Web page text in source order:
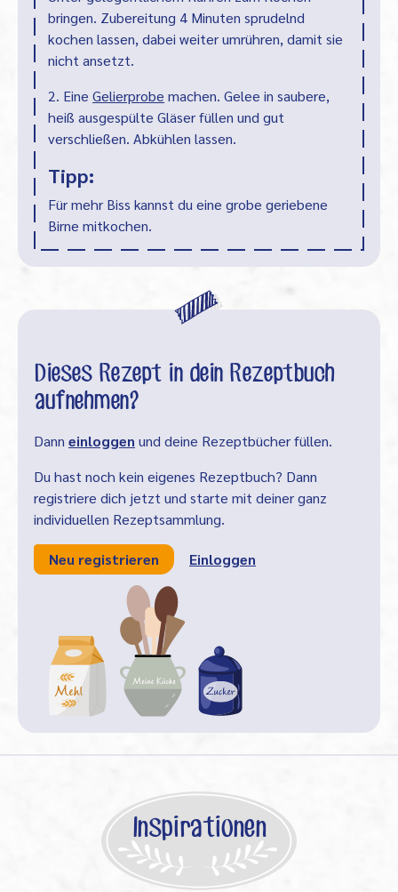
bringen. Zubereitung 4 Minuten sprudelnd
kochen lassen, dabei weiter umrühren, damit sie
nicht ansetzt.
2. Eine Gelierprobe machen. Gelee in saubere,
heiß ausgespülte Gläser füllen und gut
verschließen. Abkühlen lassen.
Tipp:
Für mehr Biss kannst du eine grobe geriebene
Birne mitkochen.
Dieses Rezept in dein Rezeptbuch
aufnehmen?
Dann einloggen und deine Rezeptbücher füllen.
Du hast noch kein eigenes Rezeptbuch? Dann
registriere dich jetzt und starte mit deiner ganz
individuellen Rezeptsammlung.
Neu registrieren Einloggen
Inspirationen